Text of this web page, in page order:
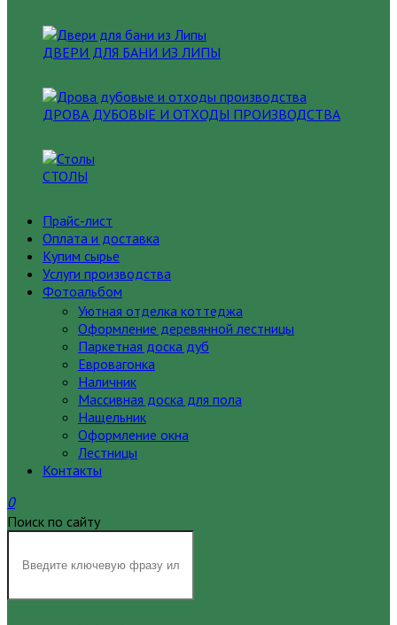
ДВЕРИ ДЛЯ БАНИ ИЗ ЛИПЫ
ДРОВА ДУБОВЫЕ И ОТХОДЫ ПРОИЗВОДСТВА
СТОЛЫ
Прайс-лист
Оплата и доставка
Купим сырье
Услуги производства
Фотоальбом
Уютная отделка коттеджа
Оформление деревянной лестницы
Паркетная доска дуб
Евровагонка
Наличник
Массивная доска для пола
Нащельник
Оформление окна
Лестницы
Контакты
0
Поиск по сайту